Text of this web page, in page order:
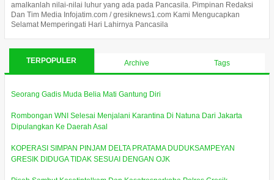
amalkanlah nilai-nilai luhur yang ada pada Pancasila. Pimpinan Redaksi
Dan Tim Media Infojatim.com / gresiknews1.com Kami Mengucapkan
Selamat Memperingati Hari Lahirnya Pancasila
TERPOPULER Archive Tags
Seorang Gadis Muda Belia Mati Gantung Diri
Rombongan WNI Selesai Menjalani Karantina Di Natuna Dari Jakarta
Dipulangkan Ke Daerah Asal
KOPERASI SIMPAN PINJAM DELTA PRATAMA DUDUKSAMPEYAN
GRESIK DIDUGA TIDAK SESUAI DENGAN OJK